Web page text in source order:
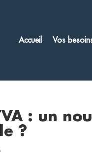
Accueil Vos
: un
?